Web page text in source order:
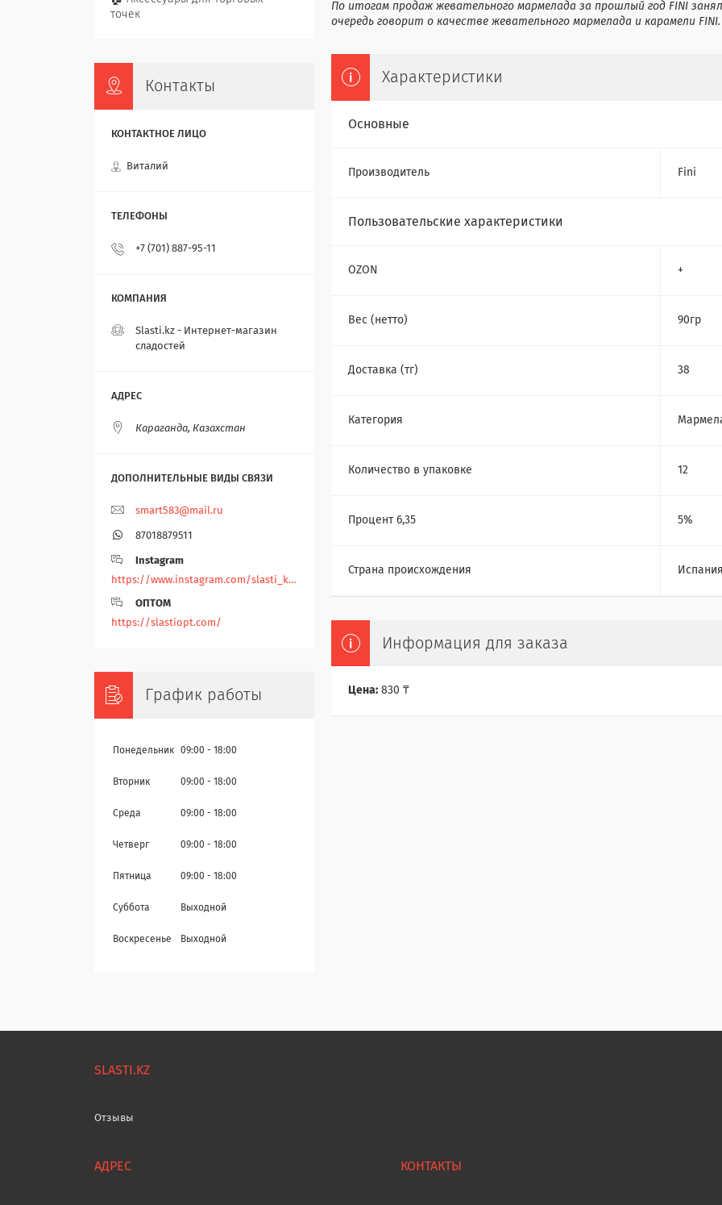
По итогам продаж жевательного мармелада за прошлый год FINI
очередь говорит о качестве жевательного мармелада и карамели FINI.
Характеристики
Основные
Производитель Fini
Пользовательские характеристики
OZON +
Вес (нетто) 90гр
Доставка (тг) 38
Категория
Количество в упаковке 12
Процент 6,35 5%
Страна происхождения
Информация для заказа
Цена: 830 ₸
точек
Контакты
Виталий
+7 (701) 887-95-11
Slasti.kz - Интернет-магазин
сладостей
Караганда, Казахстан
smart583@mail.ru
87018879511
Instagram
https://www.instagram.com/slasti_kz/
ОПТОМ
https://slastiopt.com/
График работы
Понедельник 09:00 18:00
Вторник 09:00 18:00
Среда 09:00 18:00
Четверг 09:00 18:00
Пятница 09:00 18:00
Суббота Выходной
Воскресенье Выходной
SLASTI.KZ
Отзывы